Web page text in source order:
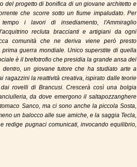
del progetto di bonifica di un giovane architetto e
che scorre sotto un fiume impaludato. Per
i lavori di insediamento, l'Ammiraglio
recluta braccianti e artigiani da ogni
comunità che ne deriva viene però presto
prima guerra mondiale. Unico superstite di quella
è il brefotrofio che presidia la grande ansa dei
dentro, un giovane tutore che ha studiato arte a
ragazzini la reattività creativa, ispirato dalle teorie
rovelli di Brancusi. Crescerà così una bolgia
da dove emergono il saltapozzanghere
Sanco, ma ci sono anche la piccola Sosta,
un balocco alle sue amiche, e la saggia Tecla,
redige pugnaci comunicati, invocando equilibrio,